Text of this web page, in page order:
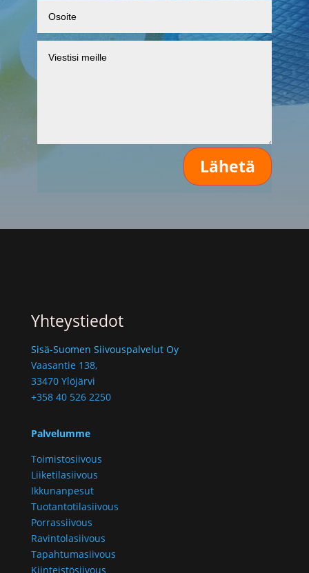
Lähetä
Yhteystiedot
Sisä-Suomen Siivouspalvelut Oy
Vaasantie 138,
33470 Ylöjärvi
+358 40 526 2250
Palvelumme
Toimistosiivous
Liiketilasiivous
Ikkunanpesut
Tuotantotilasiivous
Porrassiivous
Ravintolasiivous
Tapahtumasiivous
Kiinteistösiivous